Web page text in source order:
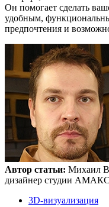
Он помогает сделать
удобным,
предпочтения и
Автор статьи: Михаил
дизайнер студии
3D-визуализация